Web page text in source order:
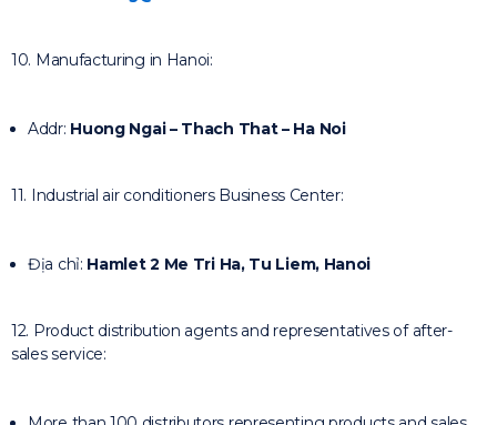
10. Manufacturing in Hanoi:
Addr: Huong Ngai – Thach That – Ha Noi
11. Industrial air conditioners Business Center:
Địa chỉ: Hamlet 2 Me Tri Ha, Tu Liem, Hanoi
12. Product distribution agents and representatives of after-
sales service: